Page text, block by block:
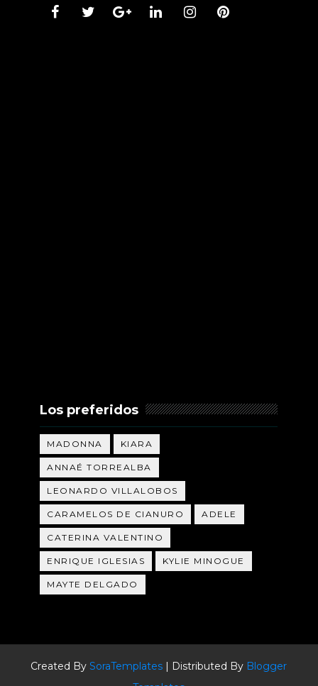
Los preferidos
MADONNA KIARA
ANNAÉ TORREALBA
LEONARDO VILLALOBOS
CARAMELOS DE CIANURO ADELE
CATERINA VALENTINO
ENRIQUE IGLESIAS KYLIE MINOGUE
MAYTE DELGADO
Created BySoraTemplates | Distributed By Blogger